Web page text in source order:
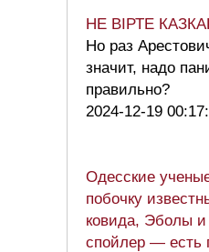
НЕ ВІРТЕ
Но раз
значит, надо
правильно?
2024-12-19
Одесские
побочку
ковида, Эболы и
спойлер —